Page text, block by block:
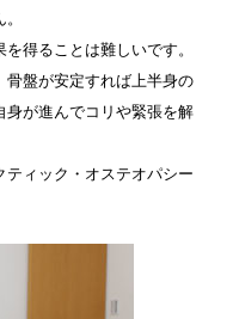
得ることは難しいです。
盤が安定すれば上半身の
が進んでコリや緊張を解
ィック・オステオパシー